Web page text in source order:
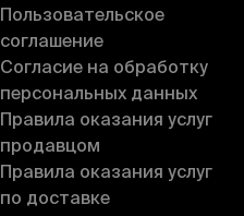
Пользовательское
соглашение
Согласие на обработку
персональных данных
Правила оказания услуг
продавцом
Правила оказания услуг
по доставке